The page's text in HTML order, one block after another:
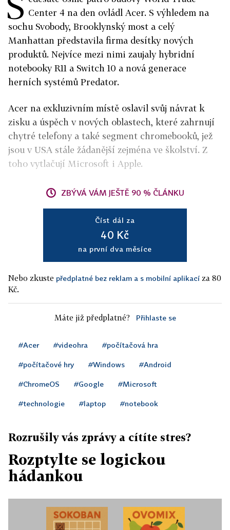
Center 4 na den ovládl Acer. S výhledem na
sochu Svobody, Brooklynský most a celý
Manhattan představila firma desítky nových
produktů. Nejvíce mezi nimi zaujaly hybridní
notebooky R11 a Switch 10 a nová generace
herních systémů Predator.
Acer na exkluzivním místě oslavil svůj návrat k
zisku a úspěch v nových oblastech, které zahrnují
chytré telefony a také segment chromebooků, jež
jsou v USA stále žádanější zejména ve školství. Z
toho vytlačují Microsoft i Apple.
ZBÝVÁ VÁM JEŠTĚ 90 % ČLÁNKU
Číst dál za
40 Kč
na první dva měsíce
Nebo zkuste předplatné bez reklam a s mobilní aplikací za 80
Kč.
Máte již předplatné? Přihlaste se
#Acer #videohra #počítačová hra
#počítačové hry #Windows #Android
#ChromeOS #Google #Microsoft
#technologie #laptop #notebook
Rozrušily vás zprávy a cítíte stres?
Rozptylte se logickou
hádankou